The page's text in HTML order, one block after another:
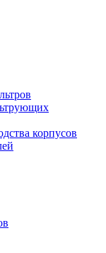
корпусов